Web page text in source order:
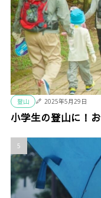
登山 2025年5月29日
小学生の登山に！